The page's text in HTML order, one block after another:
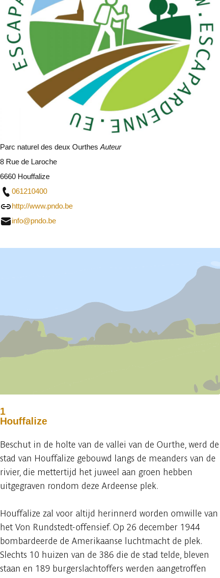
Parc naturel des deux Ourthes Auteur
8 Rue de Laroche
6660 Houffalize
061210400
http://www.pndo.be
info@pndo.be
1
Houffalize
Beschut in de holte van de vallei van de Ourthe, werd de
stad van Houffalize gebouwd langs de meanders van de
rivier, die mettertijd het juweel aan groen hebben
uitgegraven rondom deze Ardeense plek.
Houffalize zal voor altijd herinnerd worden omwille van
het Von Rundstedt-offensief. Op 26 december 1944
bombardeerde de Amerikaanse luchtmacht de plek.
Slechts 10 huizen van de 386 die de stad telde, bleven
staan en 189 burgerslachtoffers werden aangetroffen